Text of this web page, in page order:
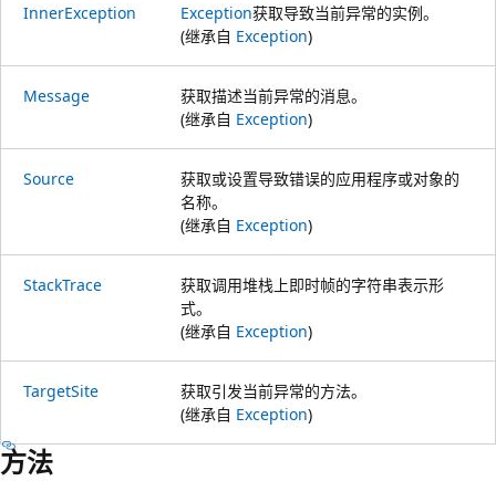
InnerException Exception获取导致当前异常的实例。
(继承自 Exception)
Message
获取描述当前异常的消息。
(继承自 Exception)
Source
获取或设置导致错误的应用程序或对象的
名称。
(继承自 Exception)
StackTrace
获取调用堆栈上即时帧的字符串表示形
式。
(继承自 Exception)
TargetSite
获取引发当前异常的方法。
(继承自 Exception)
方法